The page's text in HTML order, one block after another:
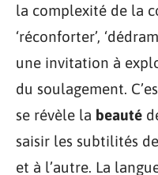
la complexité de la
‘réconforter’,
une invitation à
du soulagement.
se révèle la beauté
saisir les subtilités
et à l’autre. La